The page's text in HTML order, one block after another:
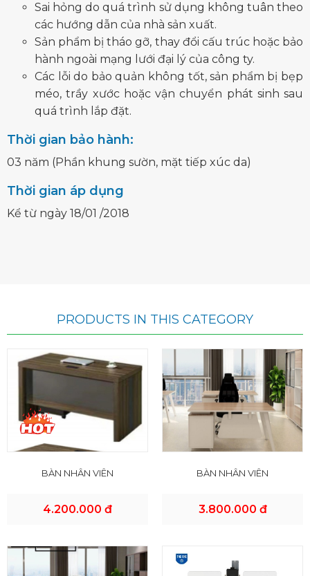
Sai hỏng do quá trình sử dụng không tuân theo
các hướng dẫn của nhà sản xuất.
Sản phẩm bị tháo gỡ, thay đổi cấu trúc hoặc bảo
hành ngoài mạng lưới đại lý của công ty.
Các lỗi do bảo quản không tốt, sản phẩm bị bẹp
méo, trầy xước hoặc vận chuyển phát sinh sau
quá trình lắp đặt.
Thời gian bảo hành:
03 năm (Phần khung sườn, mặt tiếp xúc da)
Thời gian áp dụng
Kể từ ngày 18/01 /2018
PRODUCTS IN THIS CATEGORY
BÀN NHÂN VIÊN
4.200.000 đ
BÀN NHÂN VIÊN
3.800.000 đ